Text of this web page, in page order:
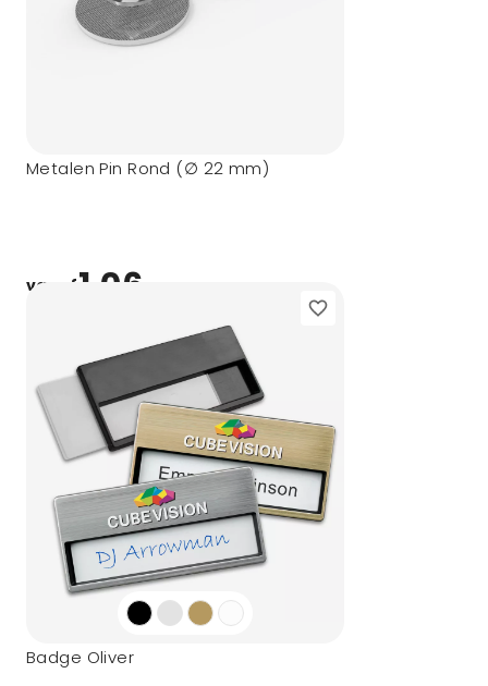
Metalen Pin Rond (∅ 22 mm)
vanaf1,06
Badge Oliver